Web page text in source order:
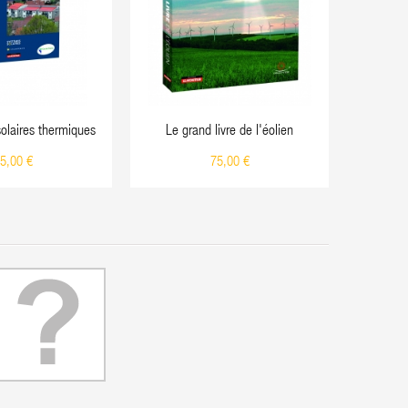
thermiques
€
Le grand livre de l'éolien
75,00 €